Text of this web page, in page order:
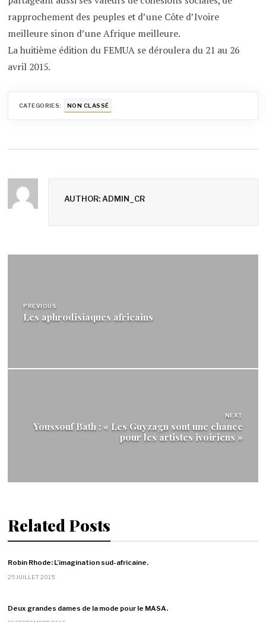
rapprochement des peuples et d’une Côte d’Ivoire
meilleure sinon d’une Afrique meilleure.
La huitième édition du FEMUA se déroulera du 21 au 26
avril 2015.
CATEGORIES: NON CLASSÉ
AUTHOR: ADMIN_CR
l’article
PREVIOUS
Les aphrodisiaques africains
NEXT
Youssouf Bath : « Les Guyzagn sont une chance
pour les artistes ivoiriens »
Related Posts
Robin Rhode: L’imagination sud-africaine.
25 JUILLET 2015
Deux grandes dames de la mode pour le MASA.